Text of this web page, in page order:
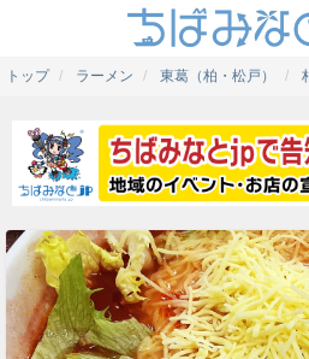
トップ ラーメン 東葛（柏・松戸）